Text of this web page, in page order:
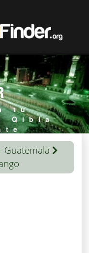
tu
Qibla
Guatemala